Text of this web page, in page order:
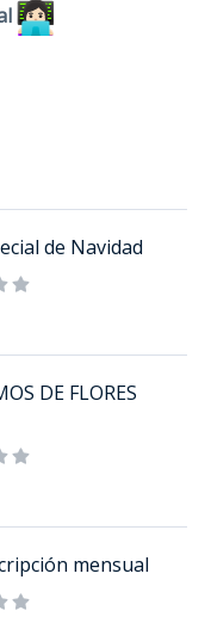
de Navidad
DE FLORES
mensual